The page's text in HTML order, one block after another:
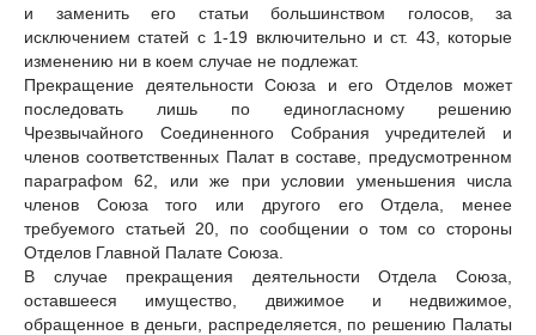
и заменить его статьи большинством голосов, за
исключением статей с 1-19 включительно и ст. 43, которые
изменению ни в коем случае не подлежат.
Прекращение деятельности Союза и его Отделов может
последовать лишь по единогласному решению
Чрезвычайного Соединенного Собрания учредителей и
членов соответственных Палат в составе, предусмотренном
параграфом 62, или же при условии уменьшения числа
членов Союза того или другого его Отдела, менее
требуемого статьей 20, по сообщении о том со стороны
Отделов Главной Палате Союза.
В случае прекращения деятельности Отдела Союза,
оставшееся имущество, движимое и недвижимое,
обращенное в деньги, распределяется, по решению Палаты